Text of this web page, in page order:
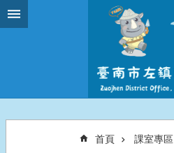
跳到主要內容區塊
首頁 課室專區